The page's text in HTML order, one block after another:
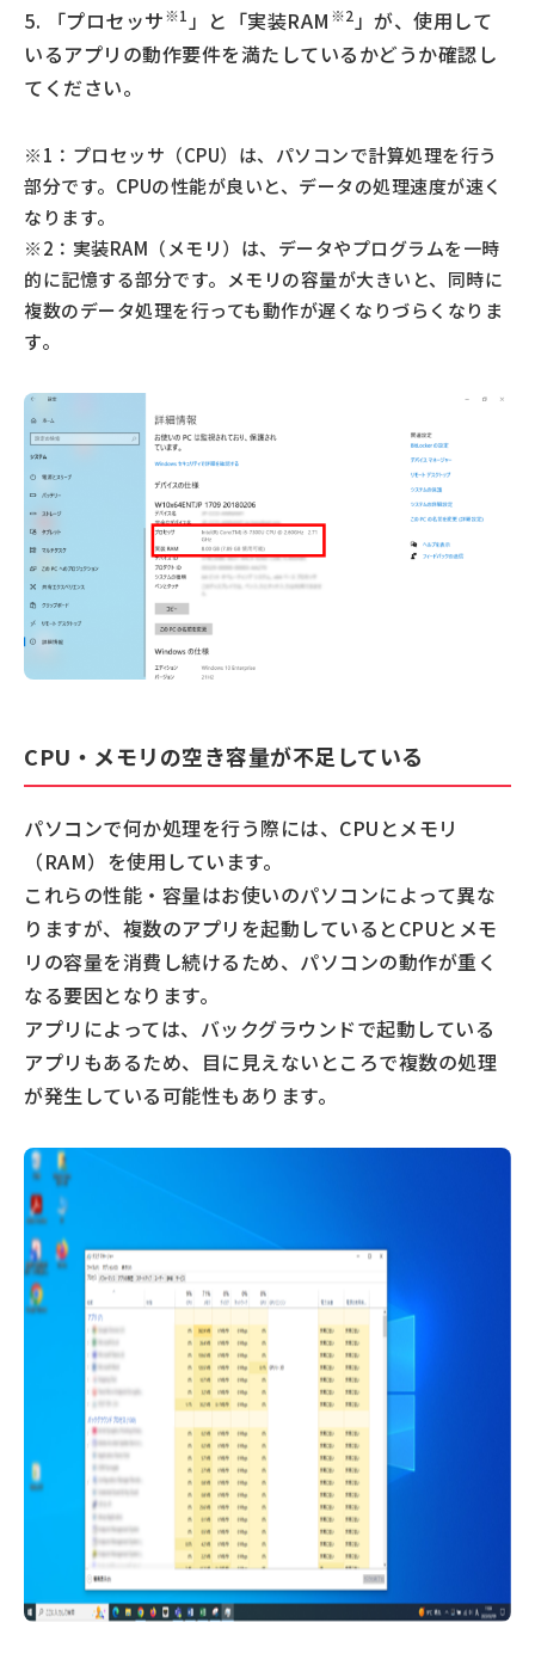
5. 「プロセッサ※1」と「実装RAM ※2」が、使用して
いるアプリの動作要件を満たしているかどうか確認し
てください。
※1：プロセッサ（CPU）は、パソコンで計算処理を行う
部分です。CPUの性能が良いと、データの処理速度が速く
なります。
※2：実装RAM（メモリ）は、データやプログラムを一時
的に記憶する部分です。メモリの容量が大きいと、同時に
複数のデータ処理を行っても動作が遅くなりづらくなりま
す。
CPU・メモリの空き容量が不足している
パソコンで何か処理を行う際には、CPUとメモリ
（RAM）を使用しています。
これらの性能・容量はお使いのパソコンによって異な
りますが、複数のアプリを起動しているとCPUとメモ
リの容量を消費し続けるため、パソコンの動作が重く
なる要因となります。
アプリによっては、バックグラウンドで起動している
アプリもあるため、目に見えないところで複数の処理
が発生している可能性もあります。